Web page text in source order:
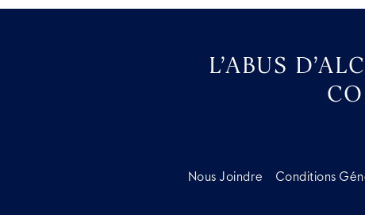
L’ABUS
Nous Joindre Conditions